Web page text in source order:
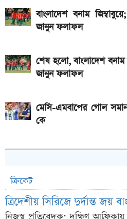
বাংলাদেশ বনাম
জানুন ফলাফল
শেষ হলো, বাংলাদেশ বনাম
জানুন ফলাফল
মেসি-এমবাপের গোল
কে
ক্রিকেট
ত্রিদেশীয় সিরিজে দুর্দান্ত জয়